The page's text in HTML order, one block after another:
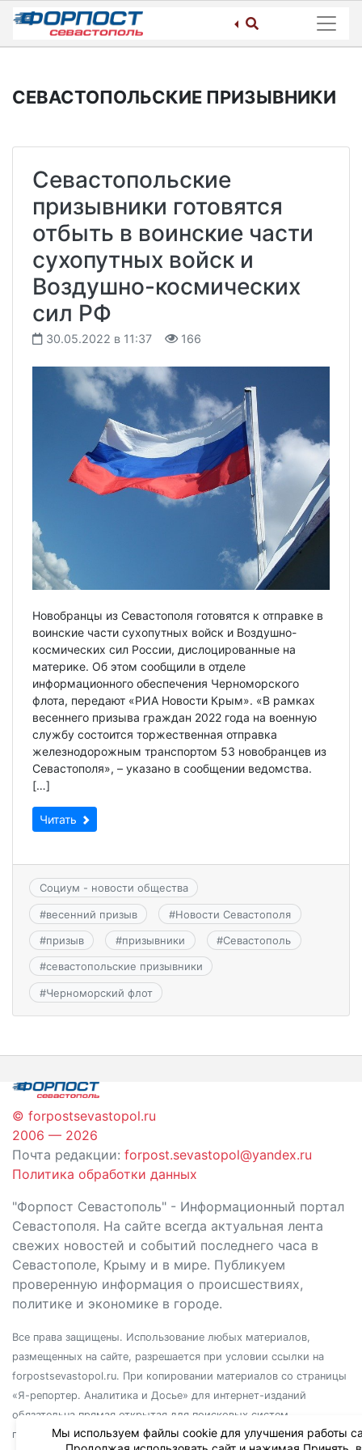
Skip
content
СЕВАСТОПОЛЬСКИЕ ПРИЗЫВНИКИ
Севастопольские
призывники готовятся
отбыть в воинские части
сухопутных войск и
Воздушно-космических
сил РФ
30.05.2022 в 11:37 166
Новобранцы из Севастополя готовятся к отправке в
воинские части сухопутных войск и Воздушно-
космических сил России, дислоцированные на
материке. Об этом сообщили в отделе
информационного обеспечения Черноморского
флота, передают «РИА Новости Крым». «В рамках
весеннего призыва граждан 2022 года на военную
службу состоится торжественная отправка
железнодорожным транспортом 53 новобранцев из
Севастополя», – указано в сообщении ведомства.
[…]
Читать
Социум - новости общества
#весенний призыв #Новости Севастополя
#призыв #призывники #Севастополь
#севастопольские призывники
#Черноморский флот
© forpostsevastopol.ru
2006 — 2026
Почта редакции: forpost.sevastopol@yandex.ru
Политика обработки данных
"Форпост Севастополь" - Информационный портал
Севастополя. На сайте всегда актуальная лента
свежих новостей и событий последнего часа в
Севастополе, Крыму и в мире. Публикуем
проверенную информация о происшествиях,
политике и экономике в городе.
Все права защищены. Использование любых материалов,
размещенных на сайте, разрешается при условии ссылки на
forpostsevastopol.ru. При копировании материалов со страницы
«Я-репортер. Аналитика и Досье» для интернет-изданий
обязательна прямая открытая для поисковых систем
гиперссылка. Независимо от полного или частичного
Мы используем файлы cookie для улучшения работы